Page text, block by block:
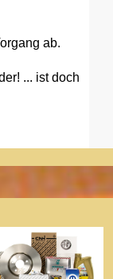
ab.
... ist doch